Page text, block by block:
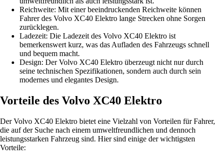
Reichweite: Mit einer beeindruckenden Reichweite können
Fahrer des Volvo XC40 Elektro lange Strecken ohne Sorgen
zurücklegen.
Ladezeit: Die Ladezeit des Volvo XC40 Elektro ist
bemerkenswert kurz, was das Aufladen des Fahrzeugs schnell
und bequem macht.
Design: Der Volvo XC40 Elektro überzeugt nicht nur durch
seine technischen Spezifikationen, sondern auch durch sein
modernes und elegantes Design.
Vorteile des Volvo XC40 Elektro
Der Volvo XC40 Elektro bietet eine Vielzahl von Vorteilen für Fahrer,
die auf der Suche nach einem umweltfreundlichen und dennoch
leistungsstarken Fahrzeug sind. Hier sind einige der wichtigsten
Vorteile: